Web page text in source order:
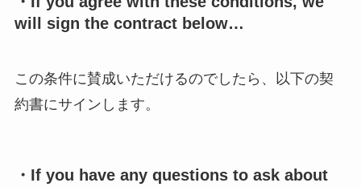
will sign the contract below…
この条件に賛成いただけるのでしたら、以下の契
約書にサインします。
・If you have any questions to ask about